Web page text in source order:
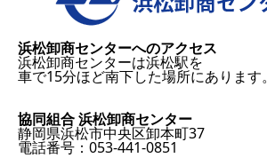
浜松卸商センターへのアクセス
浜松卸商センターは浜松駅を
車で15分ほど南下した場所にあります。
協同組合 浜松卸商センター
静岡県浜松市中央区卸本町37
電話番号：053-441-0851